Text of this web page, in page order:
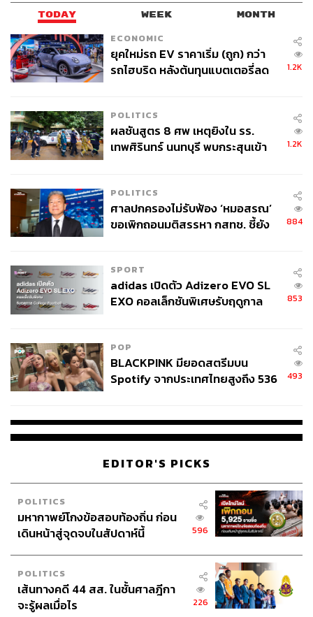
TODAY WEEK MONTH
ECONOMIC
ยุคใหม่รถ EV ราคาเริ่ม (ถูก) กว่า
รถไฮบริด หลังต้นทุนแบตเตอรี่ลด
1.2K
POLITICS
ผลชันสูตร 8 ศพ เหตุยิงใน รร.
เทพศิรินทร์ นนทบุรี พบกระสุนเข้า
1.2K
POLITICS
ศาลปกครองไม่รับฟ้อง ‘หมอสรณ’
ขอเพิกถอนมติสรรหา กสทช. ชี้ยัง
884
SPORT
adidas เปิดตัว Adizero EVO SL
EXO คอลเล็กชันพิเศษรับฤดูกาล
853
POP
BLACKPINK มียอดสตรีมบน
Spotify จากประเทศไทยสูงถึง 536
493
EDITOR'S PICKS
POLITICS
มหากาพย์โกงข้อสอบท้องถิ่น ก่อน
เดินหน้าสู่จุดจบในสัปดาห์นี้
596
POLITICS
เส้นทางคดี 44 สส. ในชั้นศาลฎีกา
จะรู้ผลเมื่อไร
226